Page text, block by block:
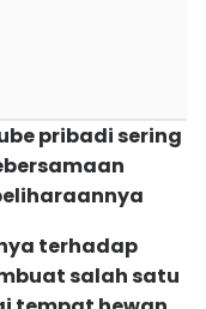
pribadi sering
terhadap
salah satu